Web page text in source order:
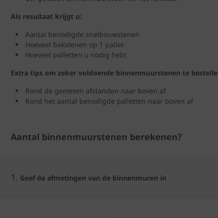
Als resultaat krijgt u:
Aantal benodigde snelbouwstenen
Hoeveel bakstenen op 1 pallet
Hoeveel palletten u nodig hebt
Extra tips om zeker voldoende binnenmuurstenen te
Rond de gemeten afstanden naar boven af
Rond het aantal benodigde palletten naar boven af
Aantal binnenmuurstenen berekenen?
1. Geef de afmetingen van de binnenmuren in